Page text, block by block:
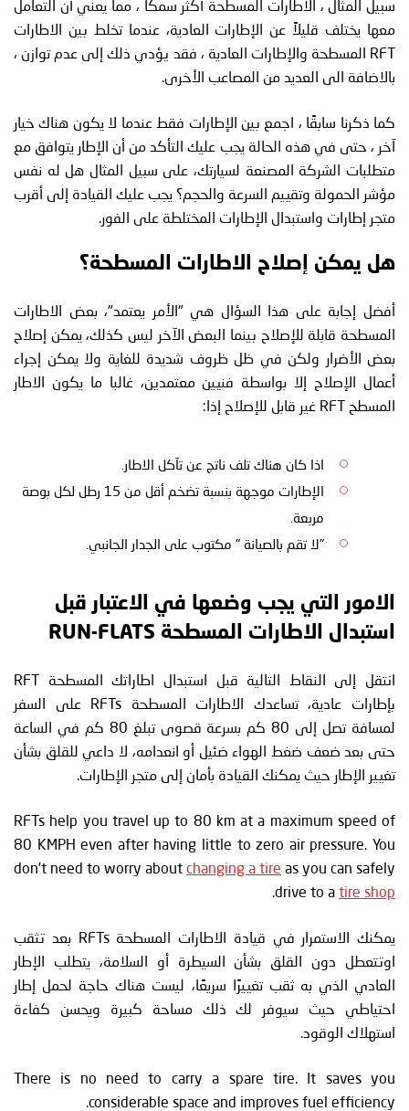
سبيل المثال ، الاطارات المسطحة أكثر سمكًا ، مما يعني أن التعامل
معها يختلف قليلاً عن الإطارات العادية، عندما تخلط بين الاطارات
RFT المسطحة والإطارات العادية ، فقد يؤدي ذلك إلى عدم توازن ،
بالاضافة الى العديد من المصاعب الأخرى.
كما ذكرنا سابقًا ، اجمع بين الإطارات فقط عندما لا يكون هناك خيار
آخر ، حتى في هذه الحالة يجب عليك التأكد من أن الإطار يتوافق مع
متطلبات الشركة المصنعة لسيارتك، على سبيل المثال هل له نفس
مؤشر الحمولة وتقييم السرعة والحجم؟ يجب عليك القيادة إلى أقرب
متجر إطارات واستبدال الإطارات المختلطة على الفور.
هل يمكن إصلاح الاطارات المسطحة؟
أفضل إجابة على هذا السؤال هي "الأمر يعتمد"، بعض الاطارات
المسطحة قابلة للإصلاح بينما البعض الآخر ليس كذلك، يمكن إصلاح
بعض الأضرار ولكن في ظل ظروف شديدة للغاية ولا يمكن إجراء
أعمال الإصلاح إلا بواسطة فنيين معتمدين، غالبا ما يكون الاطار
المسطح RFT غير قابل للإصلاح إذا:
اذا كان هناك تلف ناتج عن تآكل الاطار.
الإطارات موجهة بنسبة تضخم أقل من 15 رطل لكل بوصة
مربعة.
"لا تقم بالصيانة " مكتوب على الجدار الجانبي.
الامور التي يجب وضعها في الاعتبار قبل
استبدال الاطارات المسطحة RUN-FLATS
انتقل إلى النقاط التالية قبل استبدال اطاراتك المسطحة RFT
بإطارات عادية، تساعدك الاطارات المسطحة RFTs على السفر
لمسافة تصل إلى 80 كم بسرعة قصوى تبلغ 80 كم في الساعة
حتى بعد ضعف ضغط الهواء ضئيل أو انعدامه، لا داعي للقلق بشأن
تغيير الإطار حيث يمكنك القيادة بأمان إلى متجر الإطارات.
RFTs help you travel up to 80 km at a maximum speed of
80 KMPH even after having little to zero air pressure. You
don’t need to worry about changing a tire as you can safely
drive to a tire shop
.
يمكنك الاستمرار في قيادة الاطارات المسطحة RFTs بعد تثقب
اوتتعطل دون القلق بشأن السيطرة أو السلامة، يتطلب الإطار
العادي الذي به ثقب تغييرًا سريعًا، ليست هناك حاجة لحمل إطار
احتياطي حيث سيوفر لك ذلك مساحة كبيرة ويحسن كفاءة
استهلاك الوقود.
There is no need to carry a spare tire. It saves you
considerable space and improves fuel efficiency.